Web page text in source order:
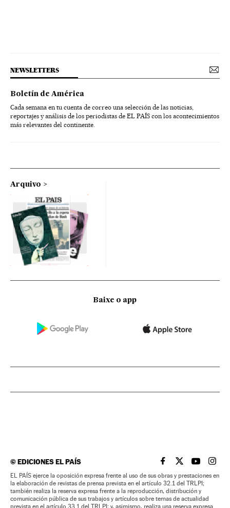
NEWSLETTERS
Boletín de América
Cada semana en tu cuenta de correo una selección de las noticias,
reportajes y análisis de los periodistas de EL PAÍS con los acontecimientos
más relevantes del continente.
Arquivo
Baixe o app
©EDICIONES EL PAÍS EL PAÍS BRASIL EN
EL PAÍSEL PAÍS
EL
EL PAÍS ejerce la oposición expresa frente al uso de sus obras y prestaciones en
la elaboración de revistas de prensa prevista en el artículo 32.1 del TRLPI;
también realiza la reserva expresa frente a la reproducción, distribución y
comunicación pública de sus trabajos y artículos sobre temas de actualidad
prevista en el artículo 33.1 del TRLPI; y, asimismo, realiza una reserva expresa